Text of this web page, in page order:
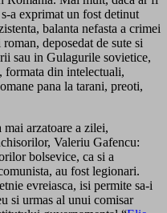
a exprimat un fost detinut
balanta nefasta a crimei
deposedat de sute si
sau in Gulagurile sovietice,
formata din intelectuali,
pana la tarani, preoti,
mai arzatoare a zilei,
Valeriu Gafencu:
bolsevice, ca si a
au fost legionari.
evreiasca, isi permite sa-i
si urmas al unui comisar